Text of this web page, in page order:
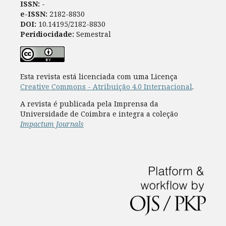
ISSN: -
e-ISSN: 2182-8830
DOI: 10.14195/2182-8830
Peridiocidade: Semestral
Esta revista está licenciada com uma Licença
Creative Commons - Atribuição 4.0 Internacional.
A revista é publicada pela Imprensa da
Universidade de Coimbra e integra a coleção
Impactum Journals